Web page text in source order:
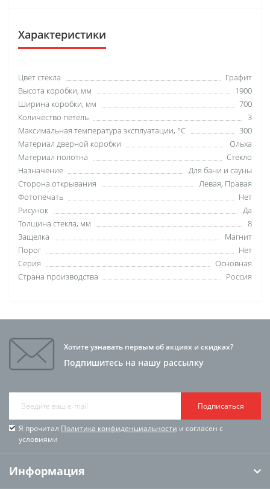
Характеристики
Цвет стекла
Графит
Высота коробки, мм
1900
Ширина коробки, мм
700
Количество петель
3
Максимальная температура эксплуатации, °C
300
Материал дверной коробки
Ольха
Материал полотна
Стекло
Назначение
Для бани и сауны
Сторона открывания
Левая, Правая
Фотопечать
Нет
Рисунок
Да
Толщина стекла, мм
8
Защелка
Магнит
Порог
Нет
Серия
Основная
Страна производства
Россия
Хотите узнавать первым об акциях и скидках?
Подпишитесь на нашу рассылку
Подписаться
Я прочитал Политика конфиденциальности и согласен с
условиями
Информация